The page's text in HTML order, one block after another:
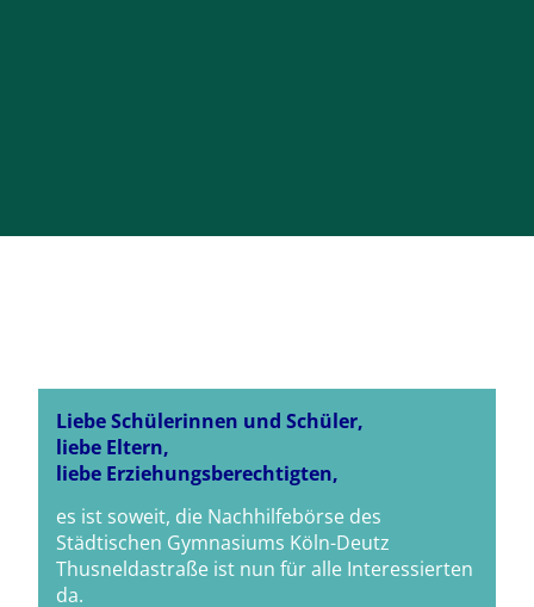
Liebe Schülerinnen und Schüler,
liebe Eltern,
liebe Erziehungsberechtigten,
es ist soweit, die Nachhilfebörse des
Städtischen Gymnasiums Köln-Deutz
Thusneldastraße ist nun für alle Interessierten
da.